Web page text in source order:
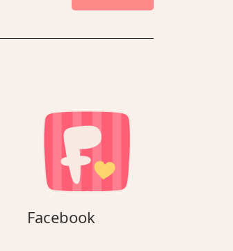
Facebook